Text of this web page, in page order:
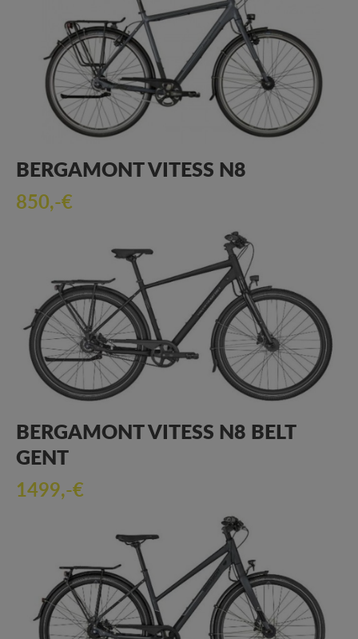
BERGAMONT VITESS N8
850,-€
BERGAMONT VITESS N8 BELT
GENT
1499,-€